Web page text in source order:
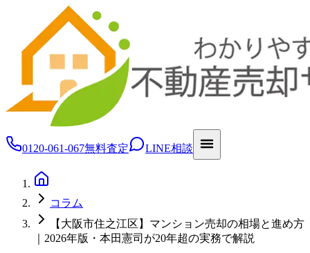
0120-061-067無料査定 LINE相談
コラム
【大阪市住之江区】マンション売却の相場と進め方
｜2026年版・本田憲司が20年超の実務で解説